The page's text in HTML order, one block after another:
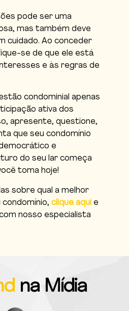
pode ser uma
mas também deve
cuidado. Ao conceder
se de que ele está
e às regras de
condominial apenas
ativa dos
apresente, questione,
que seu condomínio
e
do seu lar começa
toma hoje!
sobre qual a melhor
clique aqui e
nosso especialista
na Mídia